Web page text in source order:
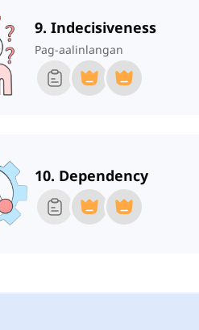
9. Indecisiveness
Pag-aalinlangan
10. Dependency